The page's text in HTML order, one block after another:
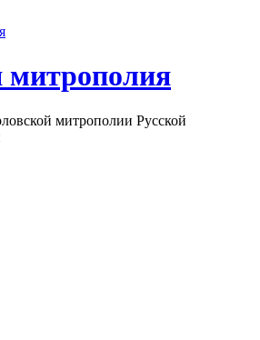
митрополия
митрополии Русской